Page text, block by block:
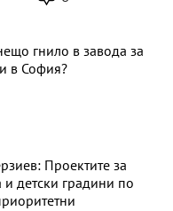
гнило в завода за
в София?
Проектите за
детски градини по